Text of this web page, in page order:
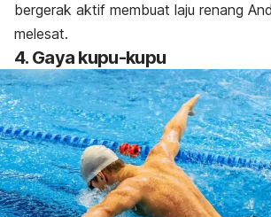
bergerak aktif membuat laju renang
melesat.
4. Gaya kupu-kupu